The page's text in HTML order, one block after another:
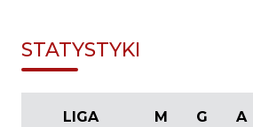
STATYSTYKI
LIGA M G A